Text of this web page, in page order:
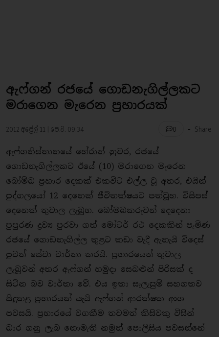
ඇෆ්ගන් රජයේ ගොඩනැගිල්ලකට
මරාගෙන මැරෙන ප‍්‍රහාරයක්
2012 අප්‍රේල් 11 | පෙ.ව. 09:34 0 - Share
ඇෆ්ගනිස්තානයේ හේරාත් නුවර, රජයේ
ගොඩනැගිල්ලකට ඊයේ (10) මරාගෙන මැරෙන
බෝම්බ ප‍්‍රහාර දෙකක් එකවිට එල්ල වූ අතර, එයින්
පුද්ගලයෝ 12 දෙනෙක් ජීවිතක්ෂයට පත්වූහ. විසිපස්
දෙනෙක් තුවාල ලැබූහ. බෝමබකරුවන් දෙදෙනා
පුපුරණ ද්‍රව්‍ය පුරවා ගත් මෝටර් රථ දෙකකින් පැමිණ
රජයේ ගොඩනැගිල්ල තුළට කඩා වැදී ඇතැයි විදෙස්
පුවත් සේවා වාර්තා කරයි. ප‍්‍රහාරයෙන් තුවාල
ලැබූවන් අතර ඇෆ්ගන් හමුදා සෙබළුන් පිරිසක් ද
සිටින බව වාර්තා වේ. එය ඉතා සැලැසුම් සහගතව
සිදුකළ ප‍්‍රහාරයක් යැයි ඇෆ්ගන් ආරක්ෂක අංශ
පවසයි. ප‍්‍රහාරයේ වගකීම තවමත් කිසිවකු විසින්
බාර ගනු ලැබ නොමැති නමුත් පොලිසිය පවසන්නේ